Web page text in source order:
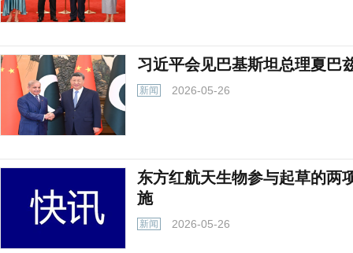
习近平会见巴基斯坦总理夏巴
新闻 2026-05-26
东方红航天生物参与起草的两
施
新闻 2026-05-26